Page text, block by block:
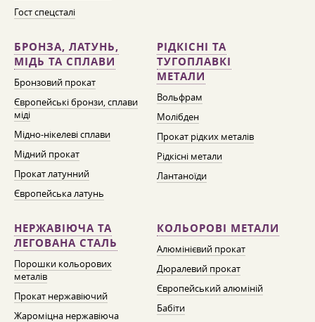
Гост спецсталі
БРОНЗА, ЛАТУНЬ,
МІДЬ ТА СПЛАВИ
Бронзовий прокат
Європейські бронзи, сплави
міді
Мідно-нікелеві сплави
Мідний прокат
Прокат латунний
Європейська латунь
РІДКІСНІ ТА
ТУГОПЛАВКІ
МЕТАЛИ
Вольфрам
Молібден
Прокат рідких металів
Рідкісні метали
Лантаноїди
НЕРЖАВІЮЧА ТА
ЛЕГОВАНА СТАЛЬ
Порошки кольорових
металів
Прокат нержавіючий
Жароміцна нержавіюча
КОЛЬОРОВІ МЕТАЛИ
Алюмінієвий прокат
Дюралевий прокат
Європейський алюміній
Бабіти